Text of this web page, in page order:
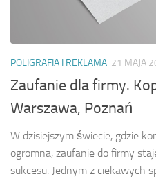
POLIGRAFIA I REKLAMA 21 MAJA
Zaufanie dla firmy.
Warszawa, Poznań
W dzisiejszym świecie, gdzie
ogromna, zaufanie do firmy
sukcesu. Jednym z ciekawych